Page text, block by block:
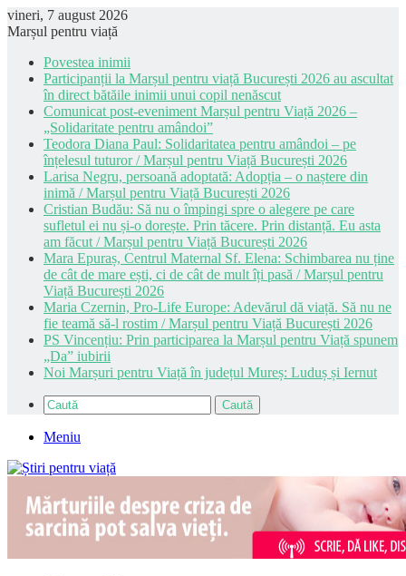
vineri, 7 august 2026
Marșul pentru viață
Povestea inimii
Participanții la Marșul pentru viață București 2026 au ascultat
în direct bătăile inimii unui copil nenăscut
Comunicat post-eveniment Marșul pentru Viață 2026 –
„Solidaritate pentru amândoi”
Teodora Diana Paul: Solidaritatea pentru amândoi – pe
înțelesul tuturor / Marșul pentru Viață București 2026
Larisa Negru, persoană adoptată: Adopția – o naștere din
inimă / Marșul pentru Viață București 2026
Cristian Budău: Să nu o împingi spre o alegere pe care
sufletul ei nu și-o dorește. Prin tăcere. Prin distanță. Eu asta
am făcut / Marșul pentru Viață București 2026
Mara Epuraș, Centrul Maternal Sf. Elena: Schimbarea nu ține
de cât de mare ești, ci de cât de mult îți pasă / Marșul pentru
Viață București 2026
Maria Czernin, Pro-Life Europe: Adevărul dă viață. Să nu ne
fie teamă să-l rostim / Marșul pentru Viață București 2026
PS Vincențiu: Prin participarea la Marșul pentru Viață spunem
„Da” iubirii
Noi Marșuri pentru Viață în județul Mureș: Luduș și Iernut
Caută
Meniu